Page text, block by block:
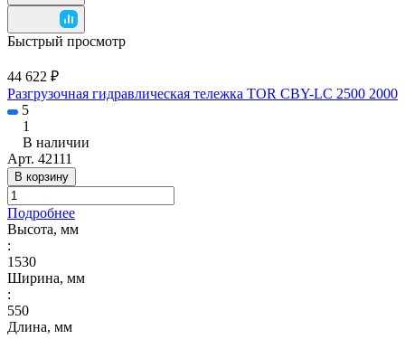
Быстрый просмотр
44 622 ₽
Разгрузочная гидравлическая тележка TOR CBY-LC 2500 2000
5
1
В наличии
Арт. 42111
В корзину
Подробнее
Высота, мм
:
1530
Ширина, мм
:
550
Длина, мм